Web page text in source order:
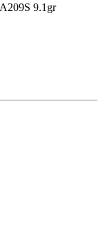
9.1gr